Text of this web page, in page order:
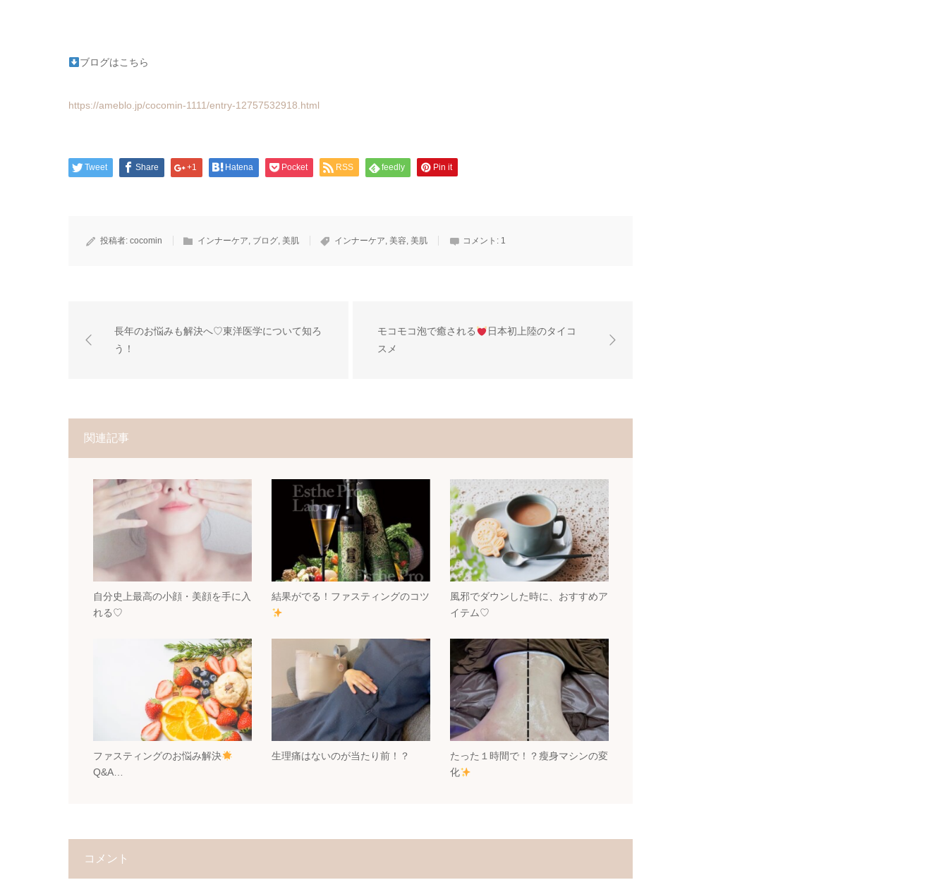
ブログはこちら
https://ameblo.jp/cocomin-1111/entry-12757532918.html
Tweet Share +1 Hatena Pocket RSS feedly Pin it
投稿者: cocomin インナーケア, ブログ, 美肌 インナーケア, 美容, 美肌 コメント: 1
長年のお悩みも解決へ♡東洋医学について知ろ
う！
モコモコ泡で癒される
日本初上陸のタイコ
スメ
関連記事
自分史上最高の小顔・美顔を手に入
れる♡
結果がでる！ファスティングのコツ
風邪でダウンした時に、おすすめア
イテム♡
ファスティングのお悩み解決
Q&A…
生理痛はないのが当たり前！？
たった１時間で！？瘦身マシンの変
化
コメント